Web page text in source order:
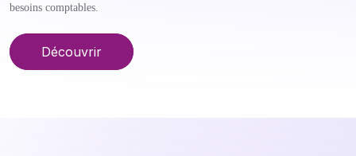
besoins comptables.
Découvrir